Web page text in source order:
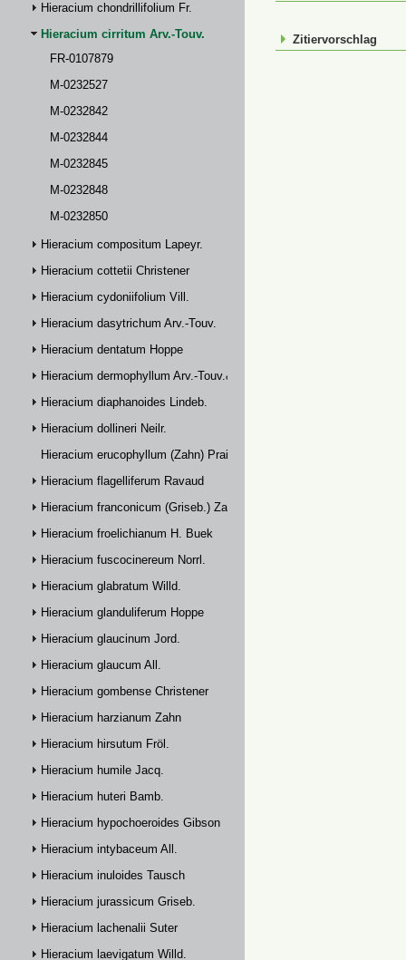
Hieracium chondrillifolium Fr.
Hieracium cirritum Arv.-Touv.
FR-0107879
M-0232527
M-0232842
M-0232844
M-0232845
M-0232848
M-0232850
Hieracium compositum Lapeyr.
Hieracium cottetii Christener
Hieracium cydoniifolium Vill.
Hieracium dasytrichum Arv.-Touv.
Hieracium dentatum Hoppe
Hieracium dermophyllum Arv.-Touv.& Briq.
Hieracium diaphanoides Lindeb.
Hieracium dollineri Neilr.
Hieracium erucophyllum (Zahn) Prain
Hieracium flagelliferum Ravaud
Hieracium franconicum (Griseb.) Zahn
Hieracium froelichianum H. Buek
Hieracium fuscocinereum Norrl.
Hieracium glabratum Willd.
Hieracium glanduliferum Hoppe
Hieracium glaucinum Jord.
Hieracium glaucum All.
Hieracium gombense Christener
Hieracium harzianum Zahn
Hieracium hirsutum Fröl.
Hieracium humile Jacq.
Hieracium huteri Bamb.
Hieracium hypochoeroides Gibson
Hieracium intybaceum All.
Hieracium inuloides Tausch
Hieracium jurassicum Griseb.
Hieracium lachenalii Suter
Hieracium laevigatum Willd.
Zitiervorschlag